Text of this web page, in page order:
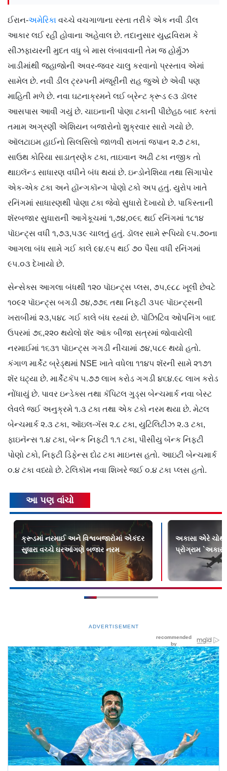
ઈરાન-અમેરિકા વચ્ચે વચગાળાના રસ્તા તરીકે એક નવી ડીલ
આકાર લઈ રહી હોવાના અહેવાલ છે. તદાનુસાર યુદ્ધવિરામ કે
સીઝફાયરની મુદત વધુ બે માસ લંબાવવાની તેમ જ હોર્મુઝ
ખાડીમાંથી જહાજોની અવર-જવર ચાલુ કરવાનો પ્રસ્તાવ એમાં
સામેલ છે. નવી ડીલ ટ્રમ્પની મંજૂરીની રાહ જુએ છે એવી પણ
માહિતી મળે છે. નવા ઘટનાક્રમને લઈ બ્રેન્ટ ક્રૂડ ૯૩ ડૉલર
આસપાસ આવી ગયું છે. ચાઇનાની પોણા ટકાની પીછેહઠ બાદ કરતાં
તમામ અગ્રણી એશિયન બજારોનો શુક્રવાર સારો ગયો છે.
ઑલટાઇમ હાઈનો સિલસિલો જાળવી રાખતાં જપાન ૨.૭ ટકા,
સાઉથ કોરિયા સાડાત્રણેક ટકા, તાઇવાન અઢી ટકા નજીક તો
થાઇલૅન્ડ સાધારણ વધીને બંધ થયાં છે. ઇન્ડોનેશિયા તથા સિંગાપોર
એક-એક ટકા અને હૉન્ગકૉન્ગ પોણો ટકો અપ હતું. યુરોપ ખાતે
રનિંગમાં સાધારણથી પોણા ટકા જેવો સુધારો દેખાયો છે. પાકિસ્તાની
શૅરબજાર સુધારાની આગેકૂચમાં ૧,૭૪,૦૯૬ થઈ રનિંગમાં ૧૮૧૪
પૉઇન્ટ્સ વધી ૧,૭૩,૫૩૯ ચાલતું હતું. ડૉલર સામે રૂપિયો ૯૫.૭૦ના
આગલા બંધ સામે ગઈ કાલે ૯૪.૯૫ થઈ ૭૦ પૈસા વધી રનિંગમાં
૯૫.૦૩ દેખાયો છે.
સેન્સેક્સ આગલા બંધથી ૧૨૦ પૉઇન્ટ્સ પ્લસ, ૭૫,૯૮૮ ખૂલી છેવટે
૧૦૯૨ પૉઇન્ટ્સ બગડી ૭૪,૭૭૬ તથા નિફ્ટી ૩૫૯ પૉઇન્ટ્સની
ખરાબીમાં ૨૩,૫૪૮ ગઈ કાલે બંધ રહ્યાં છે. પૉઝિટિવ ઓપનિંગ બાદ
ઉપરમાં ૭૬,૨૨૦ થયેલો શૅર આંક બીજા સત્રમાં જોવાયેલી
નરમાઈમાં ૧૬૩૧ પૉઇન્ટ્સ ગગડી નીચામાં ૭૪,૫૮૯ થયો હતો.
કંગાળ માર્કેટ બ્રેડ્થમાં NSE ખાતે વધેલા ૧૧૪૫ શૅરની સામે ૨૧૭૧
શૅર ઘટ્યા છે. માર્કેટકૅપ ૫.૭૭ લાખ કરોડ ગગડી ૪૬૪.૯૮ લાખ કરોડ
નોંધાયું છે. પાવર ઇન્ડેક્સ તથા કૅપિટલ ગુડ્સ બેન્ચમાર્ક નવા બેસ્ટ
લેવલે જઈ અનુક્રમે ૧.૩ ટકા તથા એક ટકો નરમ થયા છે. મેટલ
બેન્ચમાર્ક ૨.૩ ટકા, ઑઇલ-ગૅસ ૨.૮ ટકા, યુટિલિટીઝ ૨.૩ ટકા,
ફાઇનૅન્સ ૧.૪ ટકા, બૅન્ક નિફ્ટી ૧.૧ ટકા, પીસીયુ બૅન્ક નિફ્ટી
પોણો ટકો, નિફ્ટી ડિફેન્સ દોઢ ટકા માઇનસ હતો. આઇટી બેન્ચમાર્ક
૦.૪ ટકા વધ્યો છે. ટેલિકૉમ નવા શિખરે જઈ ૦.૪ ટકા પ્લસ હતો.
આ પણ વાંચો
ક્રૂડમાં નરમાઈ અને વિશ્વબજારોમાં એકંદર
સુધારા વચ્ચે ઘરઆંગણે બજાર નરમ
અકાસા એરે ચોથી
પ્રોગ્રામ
ADVERTISEMENT